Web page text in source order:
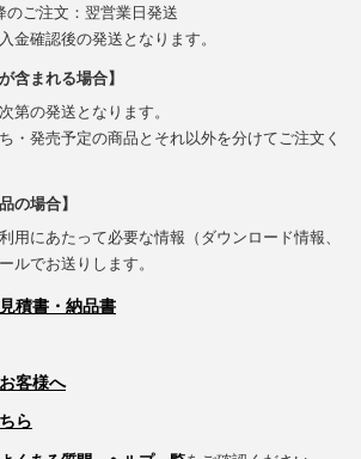
のご注文：翌営業日発送
金確認後の発送となります。
含まれる場合】
第の発送となります。
・発売予定の商品とそれ以外を分けてご注文く
の場合】
用にあたって必要な情報（ダウンロード情報、
ルでお送りします。
積書・納品書
客様へ
ら